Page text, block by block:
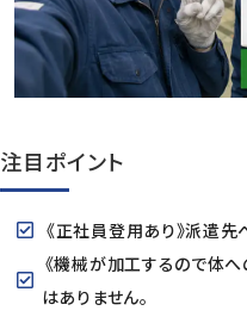
注目ポイント
《正社員登用あり》派遣
《機械が加工するので体
はありません。